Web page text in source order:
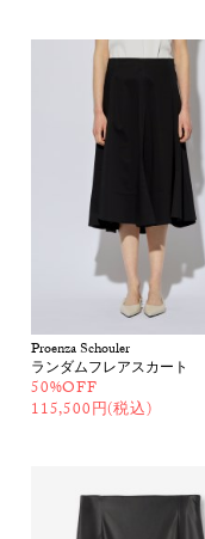
Proenza Schouler
ランダムフレアスカート
50%OFF
115,500円(税込)